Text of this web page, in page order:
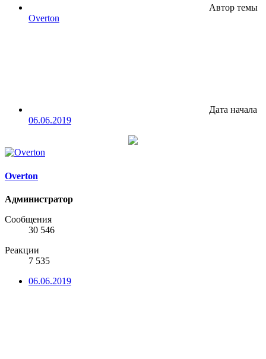
Автор темы
Overton
Дата начала
06.06.2019
Overton
Администратор
Сообщения
30 546
Реакции
7 535
06.06.2019